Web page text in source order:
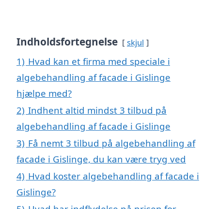
Indholdsfortegnelse skjul
1) Hvad kan et firma med speciale i
algebehandling af facade i Gislinge
hjælpe med?
2) Indhent altid mindst 3 tilbud på
algebehandling af facade i Gislinge
3) Få nemt 3 tilbud på algebehandling af
facade i Gislinge, du kan være tryg ved
4) Hvad koster algebehandling af facade i
Gislinge?